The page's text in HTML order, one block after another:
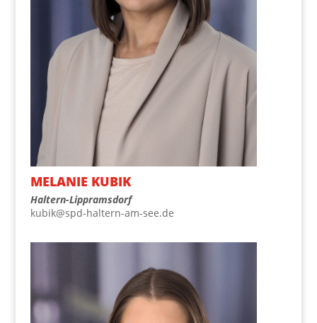
MELA­NIE KUBIK
Hal­tern-Lipp­rams­dorf
kubik@spd-haltern-am-see.de